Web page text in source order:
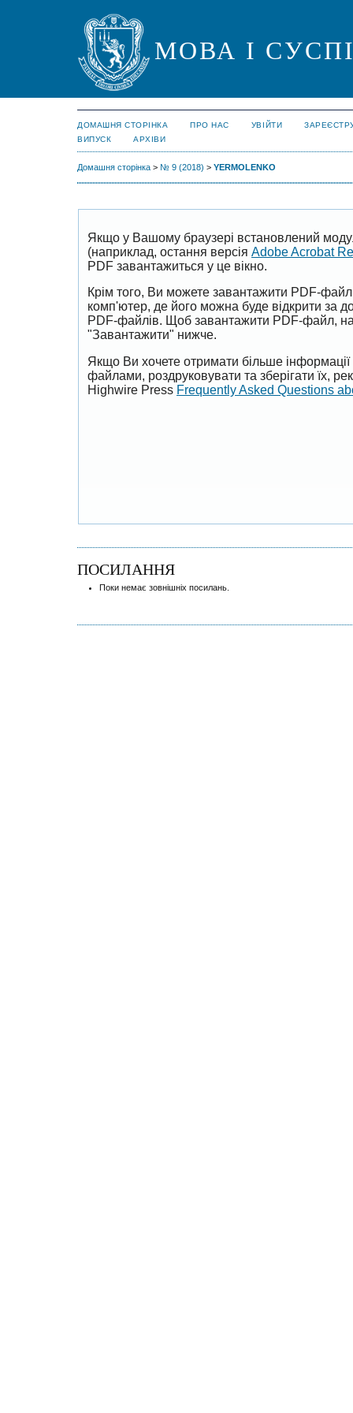
МОВА І
ДОМАШНЯ СТОРІНКА ПРО НАС УВІЙТИ
ВИПУСК
АРХІВИ
Домашня сторінка > № 9 (2018) > YERMOLENKO
Якщо у Вашому браузері встановлений
(наприклад, остання версія Adobe Acrobat
PDF завантажиться у це вікно.
Крім того, Ви можете завантажити PDF-
комп'ютер, де його можна буде відкрити за
PDF-файлів. Щоб завантажити PDF-файл,
"Завантажити" нижче.
Якщо Ви хочете отримати більше
файлами, роздруковувати та зберігати їх,
Highwire Press Frequently Asked Questions
ПОСИЛАННЯ
Поки немає зовнішніх посилань.